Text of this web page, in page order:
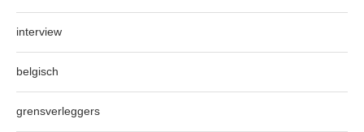
interview
belgisch
grensverleggers